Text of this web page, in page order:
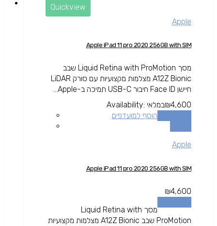
Quickview
Apple
Apple iPad 11 pro 2020 256GB with SIM
מסך Liquid Retina with ProMotion שבב
A12Z Bionic מצלמות מקצועיות עם סורק LiDAR
חיישן Face ID חיבור USB-C תמיכה ב-Apple...
₪4,600
Availability: במלאי
הוסף למועדפים
Apple
Apple iPad 11 pro 2020 256GB with SIM
₪4,600
מסך Liquid Retina with
ProMotion שבב A12Z Bionic מצלמות מקצועיות